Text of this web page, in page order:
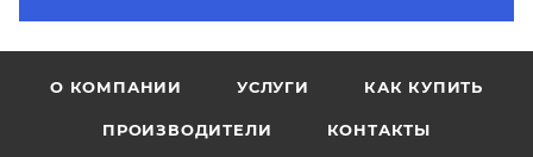
О КОМПАНИИ УСЛУГИ КАК КУПИТЬ
ПРОИЗВОДИТЕЛИ КОНТАКТЫ